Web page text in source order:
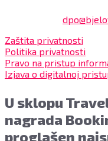
Zaštita privatnosti
Politika privatnosti
Pravo na pristup
Izjava o digitalnoj
U sklopu
nagrada
proglašen